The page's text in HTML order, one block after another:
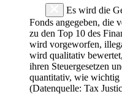
Es wird die
Fonds angegeben, die
zu den Top 10 des
wird vorgeworfen,
wird qualitativ
ihren Steuergesetzen
quantitativ, wie wichtig
(Datenquelle: Tax